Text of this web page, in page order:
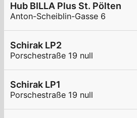
Hub BILLA Plus St. Pölten
Anton-Scheiblin-Gasse 6
Schirak LP2
Porschestraße 19 null
Schirak LP1
Porschestraße 19 null